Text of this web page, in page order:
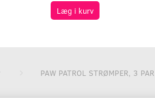
Læg i kurv
PAW PATROL STRØMPER, 3 PAR